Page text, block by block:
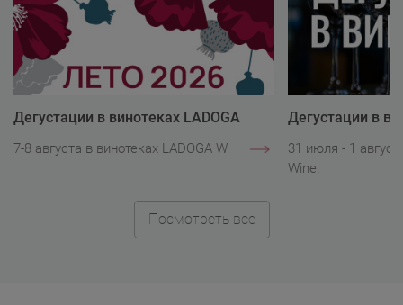
Дегустации в винотеках LADOGA
7-8 августа в винотеках LADOGA Wine.
Дегустации в
31 июля - 1
Wine.
Посмотреть все